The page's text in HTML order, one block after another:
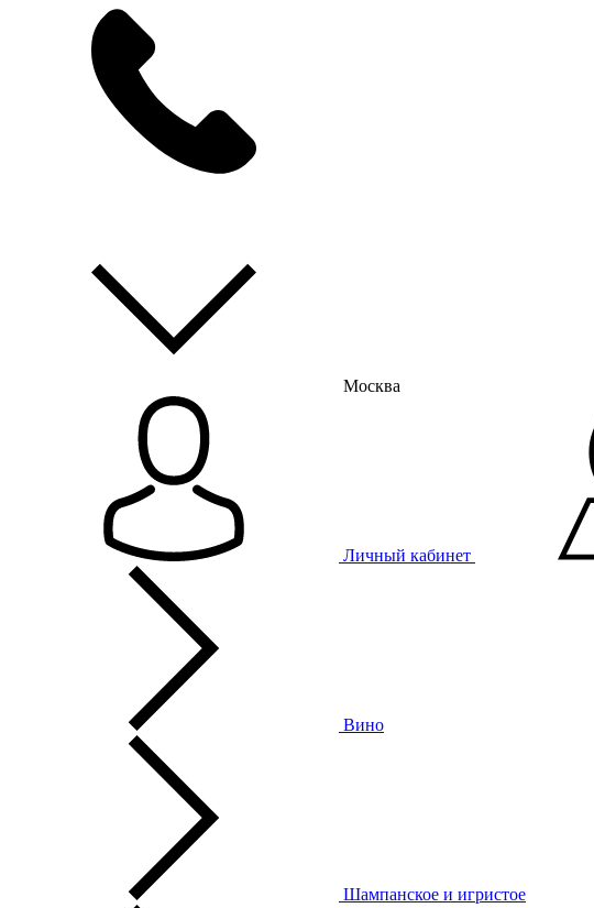
Москва
Личный кабинет
Вино
Шампанское и игристое